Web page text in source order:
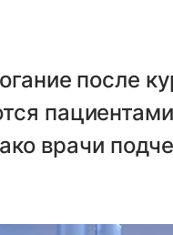
после
врачи